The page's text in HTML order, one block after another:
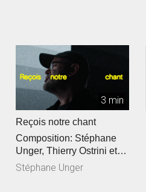
3 min
Reçois notre chant
Composition: Stéphane
Unger, Thierry Ostrini et
Siméon Freymond
Stéphane Unger